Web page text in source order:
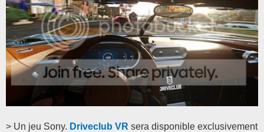
> Un jeu Sony. Driveclub VR sera disponible exclusivement